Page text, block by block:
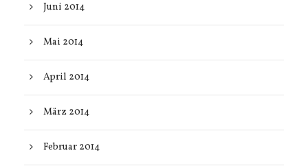
Juni 2014
Mai 2014
April 2014
März 2014
Februar 2014